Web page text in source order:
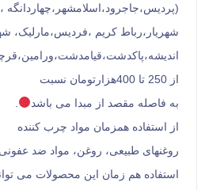
(پردیس،جاجرود،اسلامشهر،چهاردانگه
شهریار،رباط کریم ،فردیس،مارلیک،
از 250 تا 400هزارتومان نسبت
به فاصله مقصد از مبدا می باشد
از استفاده همزمان مواد چرب کننده
روغنهای طبیعی، روغن، مواد ضد
استفاده هم زمان این محصولات می